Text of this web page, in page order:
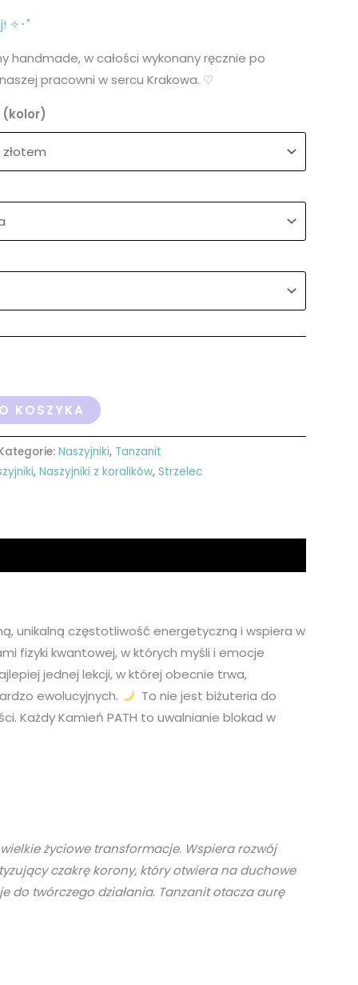
✧･ﾟ
handmade, w całości wykonany ręcznie po
pracowni w sercu Krakowa. ♡
(kolor)
KOSZYKA
Naszyjniki, Tanzanit
, Naszyjniki z koralików, Strzelec
unikalną częstotliwość energetyczną i wspiera w
fizyki kwantowej, w których myśli i emocje
jednej lekcji, w której obecnie trwa,
ewolucyjnych.
To nie jest biżuteria do
Każdy Kamień PATH to uwalnianie blokad w
życiowe transformacje. Wspiera rozwój
czakrę korony, który otwiera na duchowe
do twórczego działania. Tanzanit otacza aurę